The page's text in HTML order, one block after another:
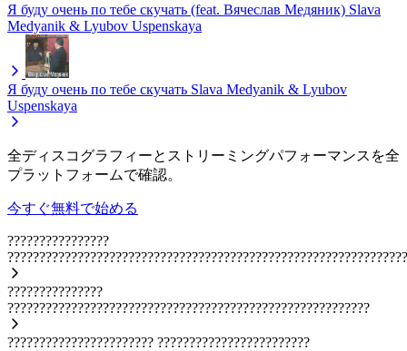
Я буду очень по тебе скучать (feat. Вячеслав Медяник) Slava
Medyanik & Lyubov Uspenskaya
Я буду очень по тебе скучать Slava Medyanik & Lyubov
Uspenskaya
全ディスコグラフィーとストリーミングパフォーマンスを全
プラットフォームで確認。
今すぐ無料で始める
????????????????
???????????????
?????????????????????????????????????????????????????????
??????????????????????? ????????????????????????